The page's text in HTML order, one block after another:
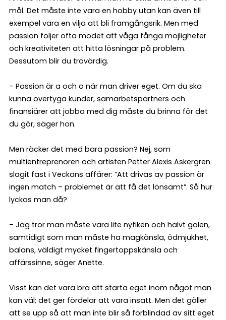
mål. Det måste inte vara en hobby utan kan även till
exempel vara en vilja att bli framgångsrik. Men med
passion följer ofta modet att våga fånga möjligheter
och kreativiteten att hitta lösningar på problem.
Dessutom blir du trovärdig.
– Passion är a och o när man driver eget. Om du ska
kunna övertyga kunder, samarbetspartners och
finansiärer att jobba med dig måste du brinna för det
du gör, säger hon.
Men räcker det med bara passion? Nej, som
multientreprenören och artisten Petter Alexis Askergren
slagit fast i Veckans affärer: ”Att drivas av passion är
ingen match – problemet är att få det lönsamt”. Så hur
lyckas man då?
– Jag tror man måste vara lite nyfiken och halvt galen,
samtidigt som man måste ha magkänsla, ödmjukhet,
balans, väldigt mycket fingertoppskänsla och
affärssinne, säger Anette.
Visst kan det vara bra att starta eget inom något man
kan väl; det ger fördelar att vara insatt. Men det gäller
att se upp så att man inte blir så förblindad av sitt eget